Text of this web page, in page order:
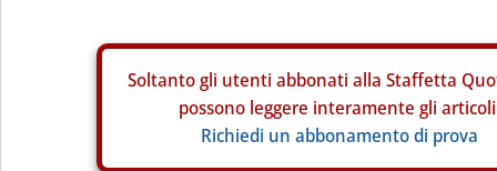
Soltanto gli utenti abbonati alla Staffetta
possono leggere interamente gli
Richiedi un abbonamento di prova